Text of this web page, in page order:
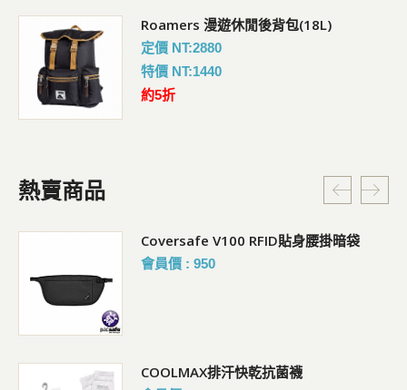
Roamers 漫遊休閒後背包(18L)
定價 NT:2880
特價 NT:1440
約5折
熱賣商品
Coversafe V100 RFID貼身腰掛暗袋
會員價 : 950
COOLMAX排汗快乾抗菌襪